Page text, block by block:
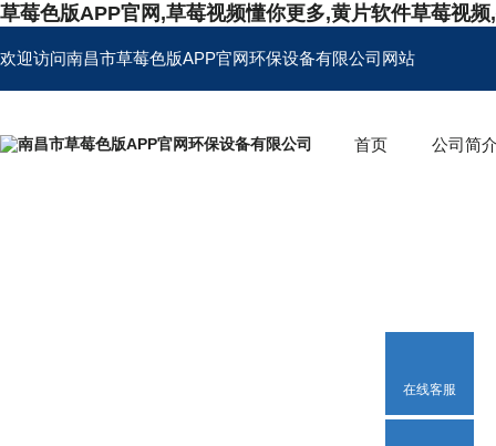
草莓色版APP官网,草莓视频懂你更多,黄片软件草莓视
欢迎访问南昌市草莓色版APP官网环保设备有限公司网站
首页 公司简
在线客服